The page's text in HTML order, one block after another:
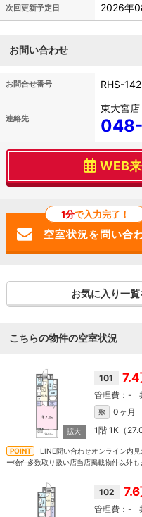
次回更新予定日 2026年
お問い合わせ
お問合せ番号 RHS-
連絡先
東大宮店
WEB
1分で入力完了！
お気に入り一
こちらの物件の空室状況
101 7.4
-
敷 0ヶ月
1階 1K（
LINE問い合わせオンライン内
ー物件多数取り扱い店当店掲載物件以外
102 7.6
-